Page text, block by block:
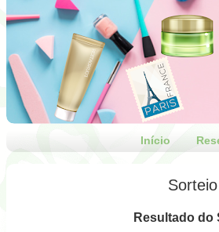
Início
Resultado do